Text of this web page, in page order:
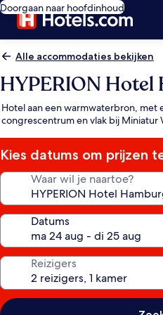
Doorgaan naar hoofdinhoud
Alle accommodaties bekijken
HYPERION
Hotel aan een warmwaterbron,
congrescentrum en vlak bij Miniatur
Kies datums om prijzen
Waar wil je naartoe?
Datums
Reizigers